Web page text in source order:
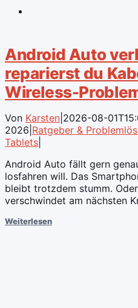
Android Auto
reparierst du
Wireless-
Von Karsten 2026-08-
2026 Ratgeber &
Tablets
Android Auto fällt gern
losfahren will. Das
bleibt trotzdem stumm.
verschwindet am nächsten
Weiterlesen